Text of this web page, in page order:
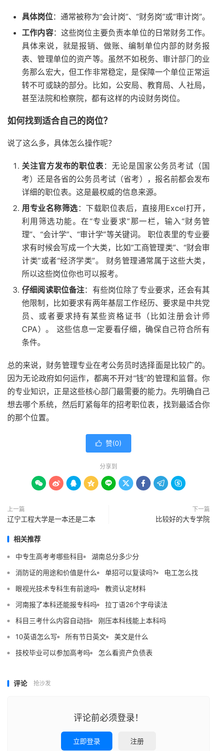
具体岗位：通常被称为“会计岗”、“财务岗”或“审计岗”。
工作内容：这些岗位主要负责本单位的日常财务工作。
具体来说，就是报销、做账、编制单位内部的财务报
表、管理单位的资产等。虽然不如税务、审计部门的业
务那么宏大，但工作非常稳定，是保障一个单位正常运
转不可或缺的部分。比如，公安局、教育局、人社局，
甚至法院和检察院，都有这样的内设财务岗位。
如何找到适合自己的岗位？
说了这么多，具体怎么操作呢？
关注官方发布的职位表：无论是国家公务员考试（国
考）还是各省的公务员考试（省考），报名前都会发布
详细的职位表。这是最权威的信息来源。
用专业名称筛选 ：下载职位表后，直接用Excel打开，
利用筛选功能。在“专业要求”那一栏，输入“财务管
理”、“会计学”、“审计学”等关键词。 职位表里的专业要
求有时候会写成一个大类，比如“工商管理类”、“财会审
计类”或者“经济学类”。 财务管理通常属于这些大类，
所以这些岗位你也可以报考。
仔细阅读职位备注：有些岗位除了专业要求，还会有其
他限制，比如要求有两年基层工作经历、要求是中共党
员、或者要求持有某些资格证书（比如注册会计师
CPA）。 这些信息一定要看仔细，确保自己符合所有
条件。
总的来说，财务管理专业在考公务员时选择面是比较广的。
因为无论政府如何运作，都离不开对“钱”的管理和监督。你
的专业知识，正是这些核心部门最需要的能力。先明确自己
想去哪个系统，然后盯紧每年的招考职位表，找到最适合你
的那个位置。
 赞(0)
分享到
        
上一篇
辽宁工程大学是一本还是二本
下一篇
比较好的大专学院
相关推荐
中专生高考考哪些科目
湖南总分多少分
消防证的用途和价值是什么
单招可以复读吗?
电工怎么找
眼视光技术专科生有前途吗
教资认定材料
河南报了本科还能报专科吗
拉丁语26个字母读法
科目三考什么内容自动挡
刚压本科线能上本科吗
10英语怎么写
所有节日英文
美文是什么
技校毕业可以参加高考吗
怎么看资产负债表
评论 抢沙发
评论前必须登录！
立即登录 注册